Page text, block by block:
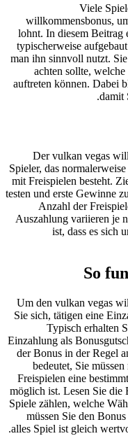
Viele
willkommensbonus,
lohnt. In diesem Beitrag
typischerweise
man ihn sinnvoll nutzt.
achten sollte,
auftreten können. Dabei
damit
Der vulkan vegas
Spieler, das
mit Freispielen besteht.
testen und erste Gewinne
Anzahl der
Auszahlung variieren je
ist, dass es sich
So
Um den vulkan vegas
Sie sich, tätigen eine
Typisch erhalten
Einzahlung als
der Bonus in der Regel
bedeutet, Sie
Freispielen eine
möglich ist. Lesen Sie die
Spiele zählen, welche
müssen Sie den
alles Spiel ist gleich